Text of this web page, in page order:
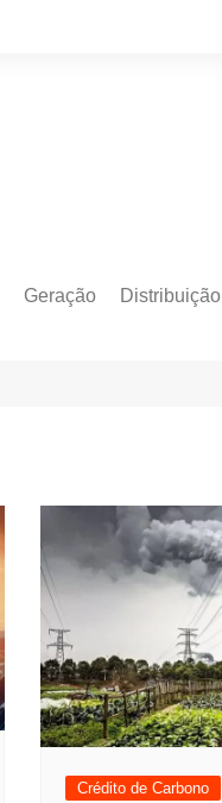
Geração Distribuição
Crédito de Carbono